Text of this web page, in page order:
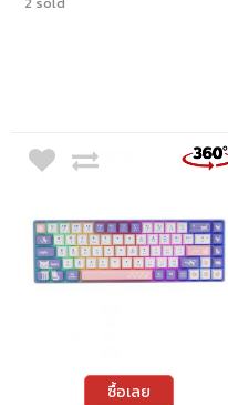
Switches ที่ตอบสนองรวดเร็ว แม่นยำ
สาย USB-C เป็น USB-A • การเปลี่ยนสวิตช์ :
เปลี่ยนสวิตช์ได้
ซื้อเลย